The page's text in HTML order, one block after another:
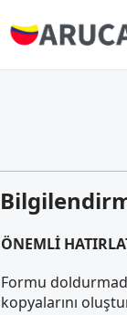
ÖNEMLİ
Formu
kopyalarını